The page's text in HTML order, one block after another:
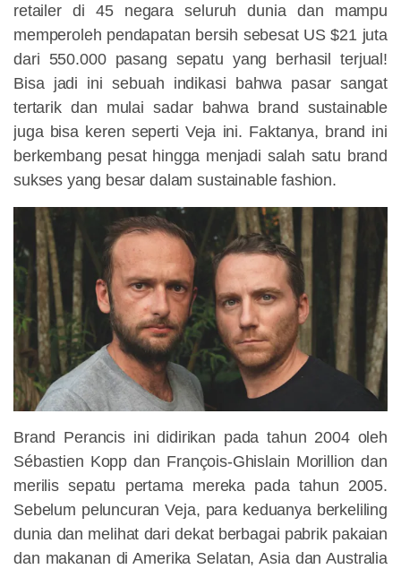
retailer di 45 negara seluruh dunia dan mampu
memperoleh pendapatan bersih sebesat US $21 juta
dari 550.000 pasang sepatu yang berhasil terjual!
Bisa jadi ini sebuah indikasi bahwa pasar sangat
tertarik dan mulai sadar bahwa brand sustainable
juga bisa keren seperti Veja ini. Faktanya, brand ini
berkembang pesat hingga menjadi salah satu brand
sukses yang besar dalam sustainable fashion.
Brand Perancis ini didirikan pada tahun 2004 oleh
Sébastien Kopp dan François-Ghislain Morillion dan
merilis sepatu pertama mereka pada tahun 2005.
Sebelum peluncuran Veja, para keduanya berkeliling
dunia dan melihat dari dekat berbagai pabrik pakaian
dan makanan di Amerika Selatan, Asia dan Australia